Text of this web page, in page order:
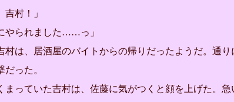
村！」
やられました……っ」
は、居酒屋のバイトからの帰りだったようだ。通り
った。
っていた吉村は、佐藤に気がつくと顔を上げた。急